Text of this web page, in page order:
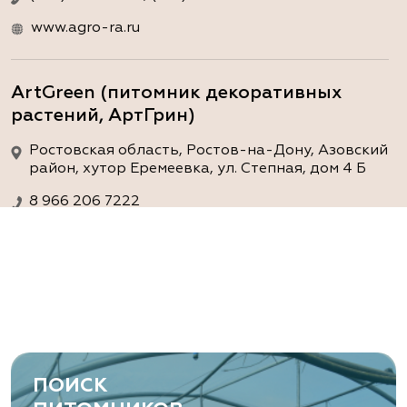
www.agro-ra.ru
ArtGreen (питомник декоративных
растений, АртГрин)
Ростовская область, Ростов-на-Дону, Азовский
район, хутор Еремеевка, ул. Степная, дом 4 Б
8 966 206 7222
Ростовская область, Ростов-на-Дону,
Левобережная ул, дом № 37
ПОИСК